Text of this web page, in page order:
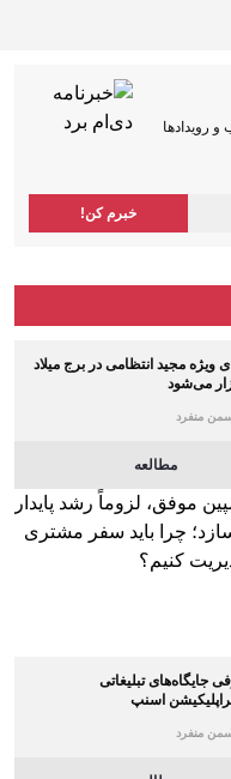
رویدادها
ویژه مجید انتظامی در برج میلاد
می‌شود
منفرد
مطالعه
جایگاه‌های تبلیغاتی
اسنپ
منفرد